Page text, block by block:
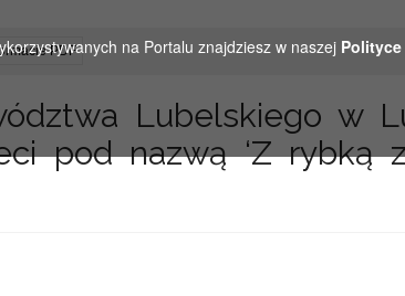
PDF
Lubelskiego w
pod nazwą ‘Z rybką
na Portalu znajdziesz w naszej